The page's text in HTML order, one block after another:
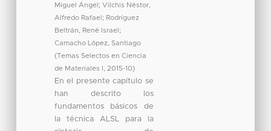
Miguel Ángel ; Vilchis Néstor,
Alfredo Rafael ; Rodríguez
Beltrán, René Israel ;
Camacho López, Santiago
(Temas Selectos en Ciencia
de Materiales I
2015-10)
En el presente capítulo se
han descrito los
fundamentos básicos de
la técnica ALSL para la